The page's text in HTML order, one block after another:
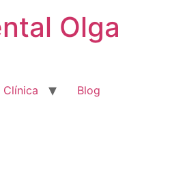
Olga
Clínica
Blog